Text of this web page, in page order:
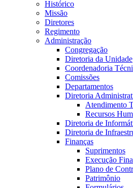
Histórico
Missão
Diretores
Regimento
Administração
Congregação
Diretoria da Unidade
Coordenadoria
Comissões
Departamentos
Diretoria
Atendimento
Recursos
Diretoria de
Diretoria de
Finanças
Suprimentos
Execução
Plano de
Patrimônio